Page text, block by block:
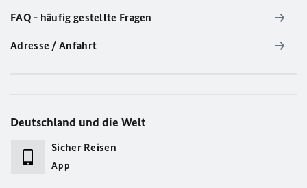
FAQ - häufig gestellte Fragen
Adresse / Anfahrt
Deutschland und die Welt
Sicher Reisen
App